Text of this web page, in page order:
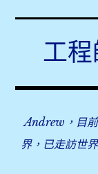
content工
Andrew，目
界，已走訪世